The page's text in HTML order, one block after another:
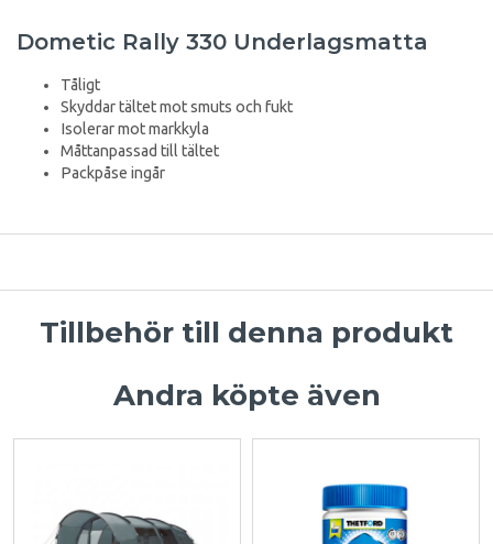
Dometic Rally 330 Underlagsmatta
Tåligt
Skyddar tältet mot smuts och fukt
Isolerar mot markkyla
Måttanpassad till tältet
Packpåse ingår
Tillbehör till denna produkt
Andra köpte även